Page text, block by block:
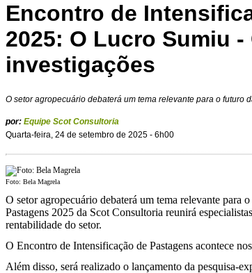
Encontro de
2025: O Lucro Sumiu -
investigações
O setor agropecuário debaterá um tema relevante para o futuro
por: Equipe Scot Consultoria
Quarta-feira, 24 de setembro de 2025 - 6h00
Foto: Bela Magrela
O setor agropecuário debaterá um tema relevante para
Pastagens 2025 da Scot Consultoria reunirá
rentabilidade do setor.
O Encontro de Intensificação de Pastagens acontece
Além disso, será realizado o lançamento da pesquisa-